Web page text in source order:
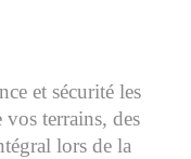
et sécurité les
terrains, des
lors de la